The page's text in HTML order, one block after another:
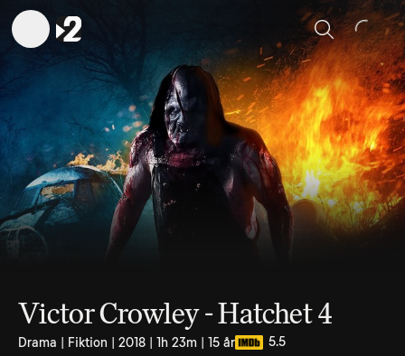
Sök
Victor Crowley - Hatchet 4
Drama | Fiktion | 2018 | 1h 23m | 15 år 5.5